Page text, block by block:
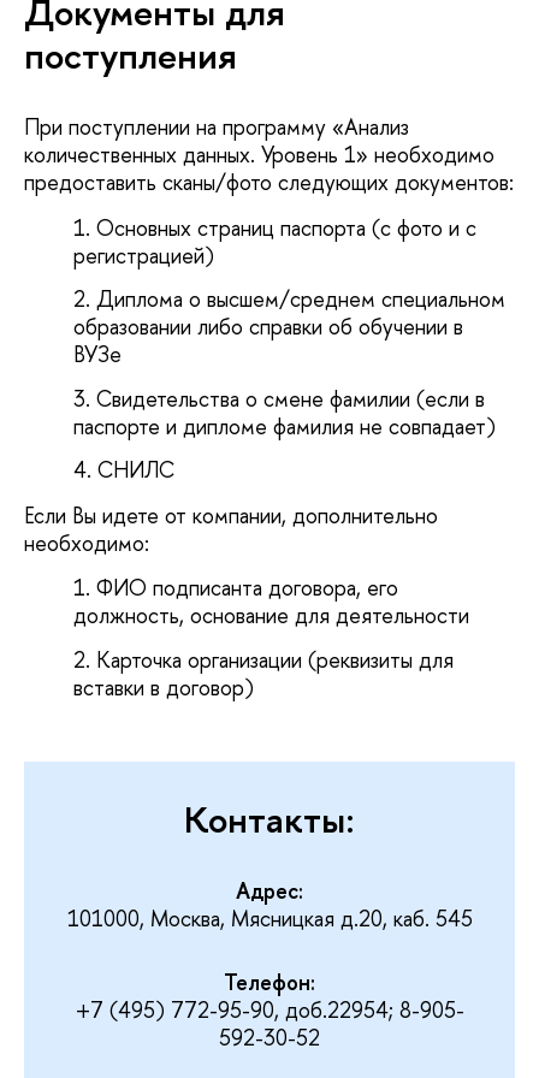
Документы для
поступления
При поступлении на программу «Анализ
количественных данных. Уровень 1» необходимо
предоставить сканы/фото следующих документов:
Основных страниц паспорта (с фото и с
регистрацией)
Диплома о высшем/среднем специальном
образовании либо справки об обучении в
ВУЗе
Свидетельства о смене фамилии (если в
паспорте и дипломе фамилия не совпадает)
СНИЛС
Если Вы идете от компании, дополнительно
необходимо:
ФИО подписанта договора, его
должность, основание для деятельности
Карточка организации (реквизиты для
вставки в договор)
Контакты:
Адрес:
101000, Москва, Мясницкая д.20, каб. 545
Телефон:
+7 (495) 772-95-90, доб.22954; 8-905-
592-30-52